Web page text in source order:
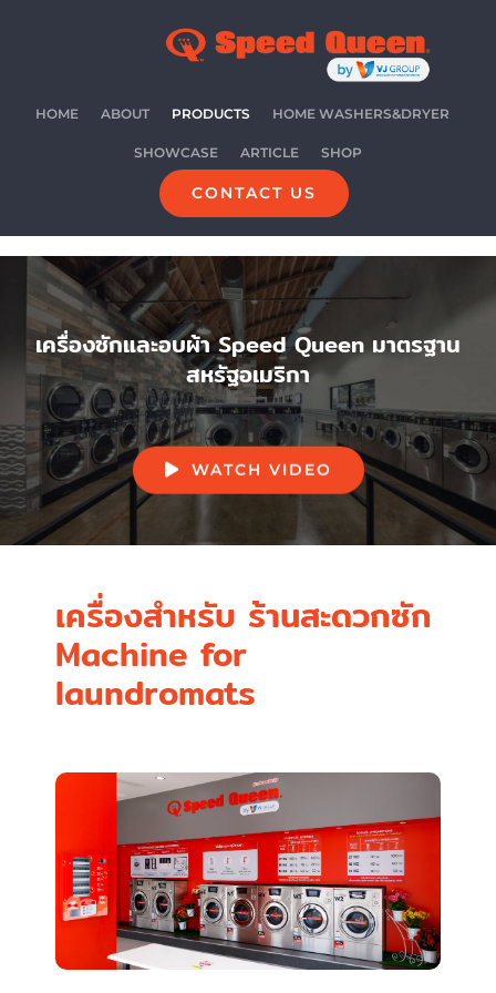
HOME ABOUT PRODUCTS HOME WASHERS&DRYER
SHOWCASE ARTICLE SHOP
CONTACT US
เครื่องซักและอบผ้า Speed Queen มาตรฐาน
สหรัฐอเมริกา
WATCH VIDEO
เครื่องสำหรับ ร้านสะดวกซัก
Machine for
laundromats